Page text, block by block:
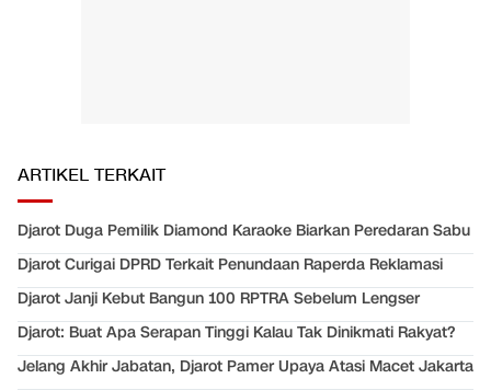
ARTIKEL TERKAIT
Djarot Duga Pemilik Diamond Karaoke Biarkan Peredaran Sabu
Djarot Curigai DPRD Terkait Penundaan Raperda Reklamasi
Djarot Janji Kebut Bangun 100 RPTRA Sebelum Lengser
Djarot: Buat Apa Serapan Tinggi Kalau Tak Dinikmati Rakyat?
Jelang Akhir Jabatan, Djarot Pamer Upaya Atasi Macet Jakarta